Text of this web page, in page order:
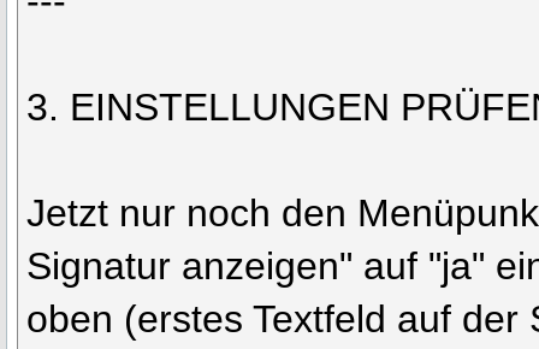
3. EINSTELLUNGEN
Jetzt nur noch den
Signatur anzeigen" auf "ja"
oben (erstes Textfeld auf der